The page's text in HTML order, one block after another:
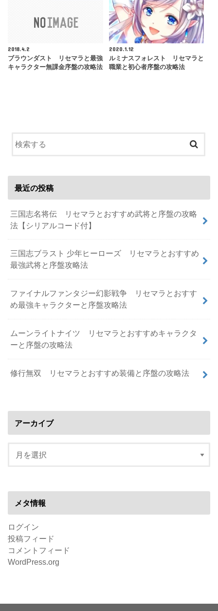
2018.4.2
ブラウンダスト リセマラと最強
キャラクター無課金序盤の攻略法
2020.1.12
ルミナスフォレスト リセマラと
職業と初心者序盤の攻略法
最近の投稿
三国志名将伝 リセマラとおすすめ武将と序盤の攻略
法【シリアルコード付】
三国志ブラスト 少年ヒーローズ リセマラとおすすめ
最強武将と序盤攻略法
ファイナルファンタジー幻影戦争 リセマラとおすす
め最強キャラクターと序盤攻略法
ムーンライトナイツ リセマラとおすすめキャラクタ
ーと序盤の攻略法
修行無双 リセマラとおすすめ装備と序盤の攻略法
アーカイブ
メタ情報
ログイン
投稿フィード
コメントフィード
WordPress.org